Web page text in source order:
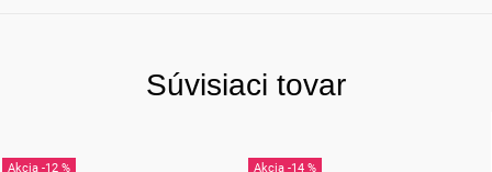
Súvisiaci tovar
-12 % -14 %